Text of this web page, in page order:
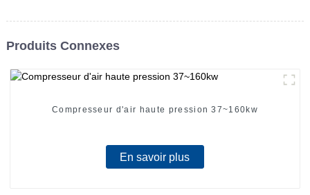
Produits Connexes
Compresseur d'air haute pression 37~160kw
En savoir plus